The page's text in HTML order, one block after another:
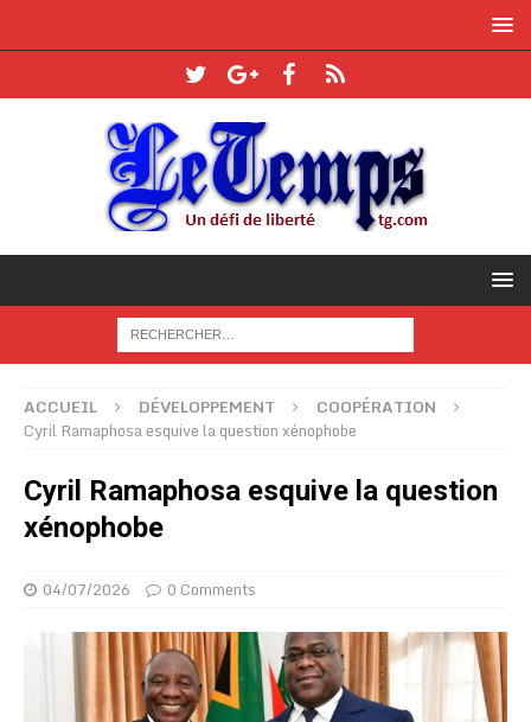
ACCUEIL DÉVELOPPEMENT
COOPÉRATION
Cyril Ramaphosa esquive la question xénophobe
Cyril Ramaphosa esquive la question
xénophobe
04/07/2026 0 Comments